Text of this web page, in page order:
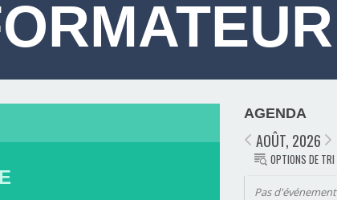
AGENDA
AOÛT, 2026
OPTIONS DE TRI
Pas d'événement